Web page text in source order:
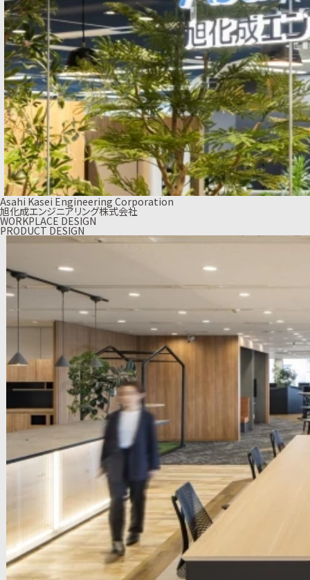
Asahi Kasei Engineering Corporation
旭化成エンジニアリング株式会社
WORKPLACE DESIGN
PRODUCT DESIGN